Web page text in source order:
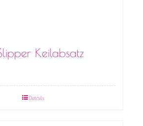
Keilabsatz
Details